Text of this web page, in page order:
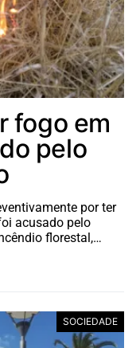
fogo em
pelo
por ter
acusado pelo
florestal,…
SOCIEDADE